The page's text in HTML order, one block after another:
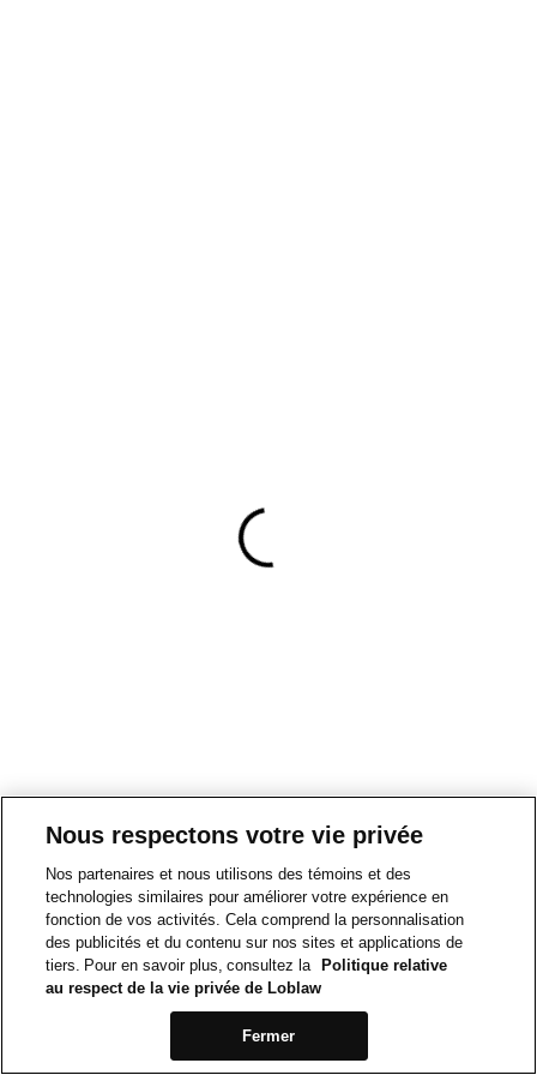
Nous respectons votre vie privée
Nos partenaires et nous utilisons des témoins et des
technologies similaires pour améliorer votre expérience en
fonction de vos activités. Cela comprend la personnalisation
des publicités et du contenu sur nos sites et applications de
tiers. Pour en savoir plus, consultez la
Politique relative
au respect de la vie privée de Loblaw
Fermer